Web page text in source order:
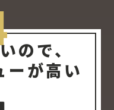
ので、
ーが高い